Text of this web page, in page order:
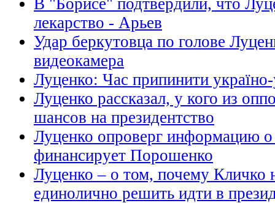
В "Борисе" подтвердили, что
лекарство - Арьев
Удар беркутовца по голове
видеокамера
Луценко: Час припинити україно-
Луценко рассказал, у кого из
шансов на президентство
Луценко опроверг информацию о
финансирует Порошенко
Луценко – о том, почему Кличко
единолично решить идти в